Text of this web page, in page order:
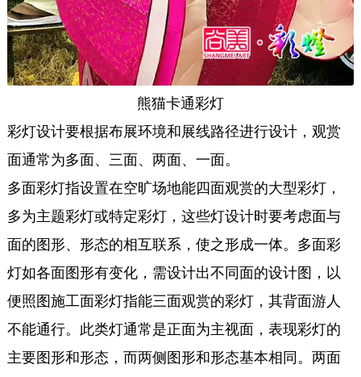
熊猫卡通彩灯
彩灯设计要根据布展环境和展线路径进行设计，观赏
面通常为多面、三面、两面、一面。
多面彩灯指设置在空旷场地能四面观赏的大型彩灯，
多为主题彩灯或特定彩灯，这些灯设计时要考虑面与
面的图形、形态的相互联系，使之形成一体。多面彩
灯如各面图形有变化，需设计出不同面的设计图，以
便照图施工面彩灯指能三面观赏的彩灯，其背面游人
不能通行。此类灯通常是正面为主视面，表现彩灯的
主要图形和形态，而两侧图形和形态基本相同。两面